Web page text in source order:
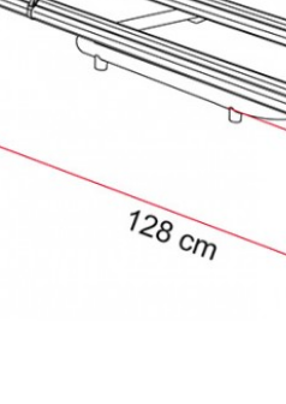
Blocca Ruota Posteriore Moto Wheel Chock Rear - FIAMMA